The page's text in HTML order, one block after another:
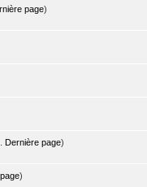
page)
Dernière page)
)